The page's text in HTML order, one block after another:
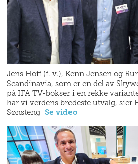
Jens Hoff (f. v.), Kenn Jensen og
Scandinavia, som er en del av
på IFA TV-bokser i en rekke
har vi verdens bredeste utvalg, sier
Sønsteng Se video